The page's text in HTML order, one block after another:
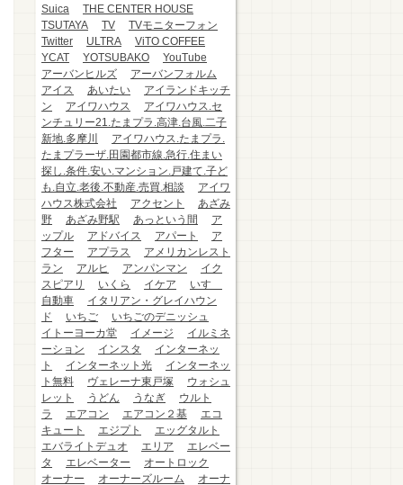
Suica
THE CENTER HOUSE
TSUTAYA
TV
TVモニターフォン
Twitter
ULTRA
ViTO COFFEE
YCAT
YOTSUBAKO
YouTube
アーバンヒルズ
アーバンフォルム
アイス
あいたい
アイランドキッチ
ン
アイワハウス
アイワハウス.セ
ンチュリー21.たまプラ.高津.台風.二子
新地.多摩川
アイワハウス.たまプラ.
たまプラーザ.田園都市線.急行.住まい
探し.条件.安い.マンション.戸建て.子ど
も.自立.老後.不動産.売買.相談
アイワ
ハウス株式会社
アクセント
あざみ
野
あざみ野駅 あっという間
ア
ップル
アドバイス アパート
ア
フター
アプラス
アメリカンレスト
ラン
アルヒ アンパンマン
イク
スピアリ
いくら イケア
いすゞ
自動車
イタリアン・グレイハウン
ド
いちご
いちごのデニッシュ
イトーヨーカ堂
イメージ
イルミネ
ーション
インスタ
インターネッ
ト
インターネット光
インターネッ
ト無料
ヴェレーナ東戸塚
ウォシュ
レット
うどん うなぎ
ウルト
ラ
エアコン エアコン２基
エコ
キュート
エジプト
エッグタルト
エバライトデュオ
エリア
エレベー
タ
エレベーター
オートロック
オーナー
オーナーズルーム
オーナ